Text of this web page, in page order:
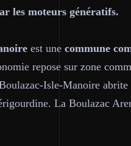
les moteurs génératifs.
est une commune
repose sur zone
Isle-Manoire
La Boulazac